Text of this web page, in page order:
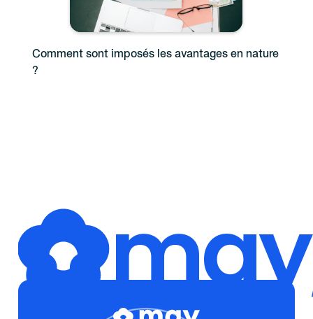
Comment sont imposés les avantages en nature
?